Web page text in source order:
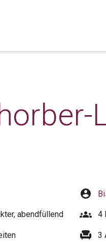
abendfüllend
account_circle
groups 4
chair 3